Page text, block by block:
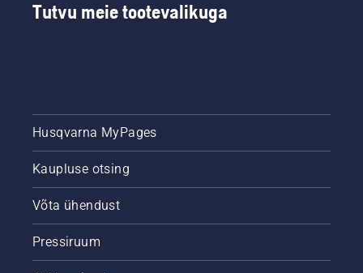
Tutvu meie tootevalikuga
Husqvarna MyPages
Kaupluse otsing
Võta ühendust
Pressiruum